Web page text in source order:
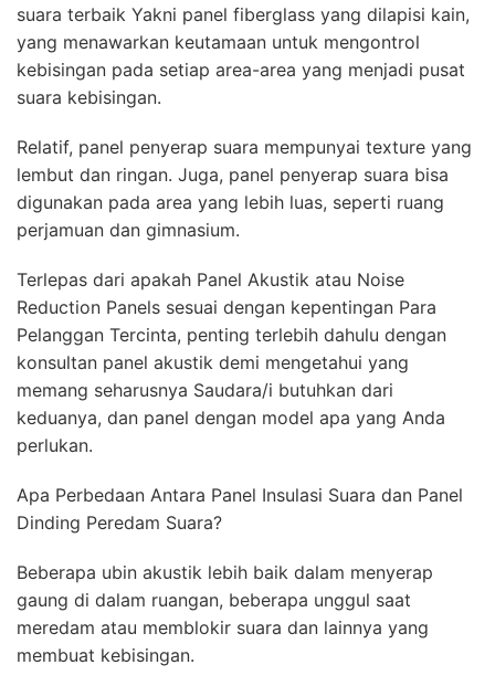
suara terbaik Yakni panel fiberglass yang dilapisi kain,
yang menawarkan keutamaan untuk mengontrol
kebisingan pada setiap area-area yang menjadi pusat
suara kebisingan.
Relatif, panel penyerap suara mempunyai texture yang
lembut dan ringan. Juga, panel penyerap suara bisa
digunakan pada area yang lebih luas, seperti ruang
perjamuan dan gimnasium.
Terlepas dari apakah Panel Akustik atau Noise
Reduction Panels sesuai dengan kepentingan Para
Pelanggan Tercinta, penting terlebih dahulu dengan
konsultan panel akustik demi mengetahui yang
memang seharusnya Saudara/i butuhkan dari
keduanya, dan panel dengan model apa yang Anda
perlukan.
Apa Perbedaan Antara Panel Insulasi Suara dan Panel
Dinding Peredam Suara?
Beberapa ubin akustik lebih baik dalam menyerap
gaung di dalam ruangan, beberapa unggul saat
meredam atau memblokir suara dan lainnya yang
membuat kebisingan.